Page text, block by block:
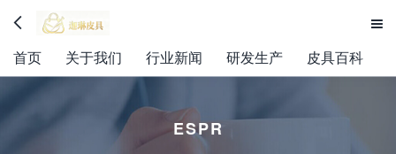
 
首页 关于我们 行业新闻 研发生产 皮具百科
ESPR